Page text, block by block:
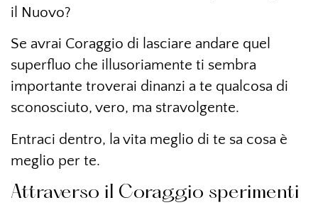
il Nuovo?
Se avrai Coraggio di lasciare andare quel
superfluo che illusoriamente ti sembra
importante troverai dinanzi a te qualcosa di
sconosciuto, vero, ma stravolgente.
Entraci dentro, la vita meglio di te sa cosa è
meglio per te.
Attraverso il Coraggio sperimenti